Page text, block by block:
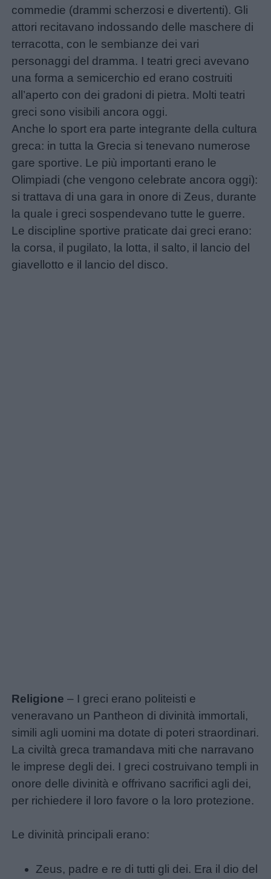
commedie (drammi scherzosi e divertenti). Gli
attori recitavano indossando delle maschere di
terracotta, con le sembianze dei vari
personaggi del dramma. I teatri greci avevano
una forma a semicerchio ed erano costruiti
all’aperto con dei gradoni di pietra. Molti teatri
greci sono visibili ancora oggi.
Anche lo sport era parte integrante della cultura
greca: in tutta la Grecia si tenevano numerose
gare sportive. Le più importanti erano le
Olimpiadi (che vengono celebrate ancora oggi):
si trattava di una gara in onore di Zeus, durante
la quale i greci sospendevano tutte le guerre.
Le discipline sportive praticate dai greci erano:
la corsa, il pugilato, la lotta, il salto, il lancio del
giavellotto e il lancio del disco.
Religione – I greci erano politeisti e
veneravano un Pantheon di divinità immortali,
simili agli uomini ma dotate di poteri straordinari.
La civiltà greca tramandava miti che narravano
le imprese degli dei. I greci costruivano templi in
onore delle divinità e offrivano sacrifici agli dei,
per richiedere il loro favore o la loro protezione.
Le divinità principali erano:
Zeus, padre e re di tutti gli dei. Era il dio del